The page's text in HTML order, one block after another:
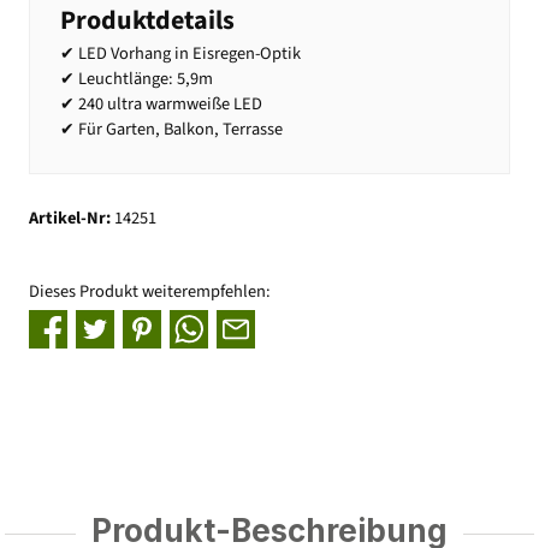
Produktdetails
✔ LED Vorhang in Eisregen-Optik
✔ Leuchtlänge: 5,9m
✔ 240 ultra warmweiße LED
✔ Für Garten, Balkon, Terrasse
Artikel-Nr:14251
Dieses Produkt weiterempfehlen:
Produkt-Beschreibung